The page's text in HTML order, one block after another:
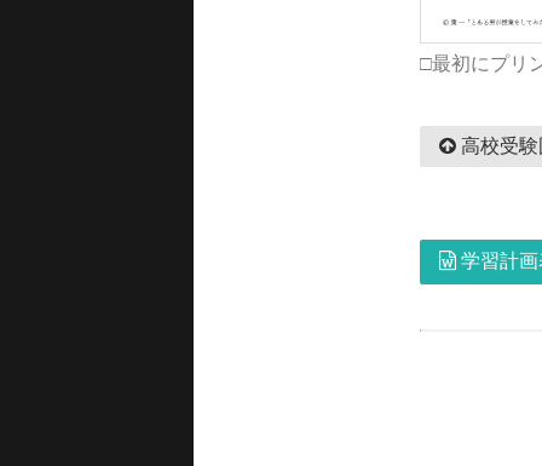
□最初にプリ
高校受験
学習計